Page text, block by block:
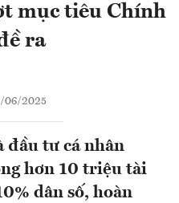
mục tiêu Chính
ra
06/2025
đầu tư cá nhân
hơn 10 triệu tài
dân số, hoàn